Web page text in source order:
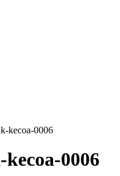
kecoa-0006
0006